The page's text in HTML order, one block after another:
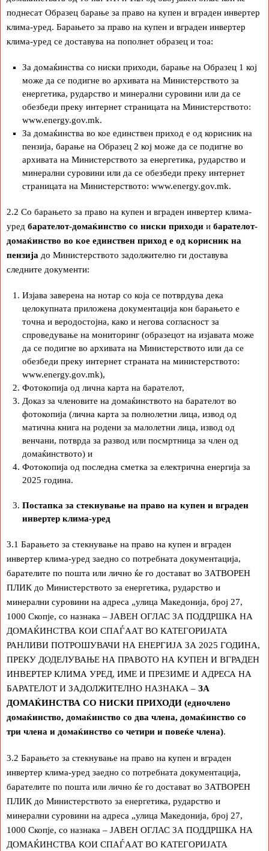
поднесат Образец барање за право на купен и вграден инвертер
клима-уред. Барањето за право на купен и вграден инвертер
клима-уред се доставува на пополнет образец и тоа:
За домаќинства со ниски приходи, барање на Образец 1 кој
може да се подигне во архивата на Министерството за
енергетика, рударство и минерални суровини или да се
обезбеди преку интернет страницата на Министерството:
www.energy.gov.mk.
За домаќинства во кое единствен приход е од корисник на
пензија, барање на Образец 2 кој може да се подигне во
архивата на Министерството за енергетика, рударство и
минерални суровини или да се обезбеди преку интернет
страницата на Министерството: www.energy.gov.mk.
2.2 Со барањето за право на купен и вграден инвертер клима-
уред барателот-домаќинство со ниски приходи и барателот-
домаќинство во кое единствен приход е од корисник на
пензија до Министерството задолжително ги доставува
следните документи:
Изјава заверена на нотар со која се потврдува дека
целокупната приложена документација кон барањето е
точна и веродостојна, како и негова согласност за
спроведување на мониторинг (образецот на изјавата може
да се подигне во архивата на Министерството или да се
обезбеди преку интернет страната на министерството:
www.energy.gov.mk),
Фотокопија од лична карта на барателот,
Доказ за членовите на домаќинството на барателот во
фотокопија (лична карта за полнолетни лица, извод од
матична книга на родени за малолетни лица, извод од
венчани, потврда за развод или посмртница за член од
домаќинството) и
Фотокопија од последна сметка за електрична енергија за
2025 година.
Постапка за стекнување на право на купен и вграден
инвертер клима-уред
3.1 Барањето за стекнување на право на купен и вграден
инвертер клима-уред заедно со потребната документација,
барателите по пошта или лично ќе го достават во ЗАТВОРЕН
ПЛИК до Министерството за енергетика, рударство и
минерални суровини на адреса „улица Македонија, број 27,
1000 Скопје, со назнака – ЈАВЕН ОГЛАС ЗА ПОДДРШКА НА
ДОМАЌИНСТВА КОИ СПАЃААТ ВО КАТЕГОРИЈАТА
РАНЛИВИ ПОТРОШУВАЧИ НА ЕНЕРГИЈА ЗА 2025 ГОДИНА,
ПРЕКУ ДОДЕЛУВАЊЕ НА ПРАВОТО НА КУПЕН И ВГРАДЕН
ИНВЕРТЕР КЛИМА УРЕД, ИМЕ И ПРЕЗИМЕ И АДРЕСА НА
БАРАТЕЛОТ И ЗАДОЛЖИТЕЛНО НАЗНАКА – ЗА
ДОМАЌИНСТВА СО НИСКИ ПРИХОДИ (едночлено
домаќинство, домаќинство со два члена, домаќинство со
три члена и домаќинство со четири и повеќе члена).
3.2 Барањето за стекнување на право на купен и вграден
инвертер клима-уред заедно со потребната документација,
барателите по пошта или лично ќе го достават во ЗАТВОРЕН
ПЛИК до Министерството за енергетика, рударство и
минерални суровини на адреса „улица Македонија, број 27,
1000 Скопје, со назнака – ЈАВЕН ОГЛАС ЗА ПОДДРШКА НА
ДОМАЌИНСТВА КОИ СПАЃААТ ВО КАТЕГОРИЈАТА